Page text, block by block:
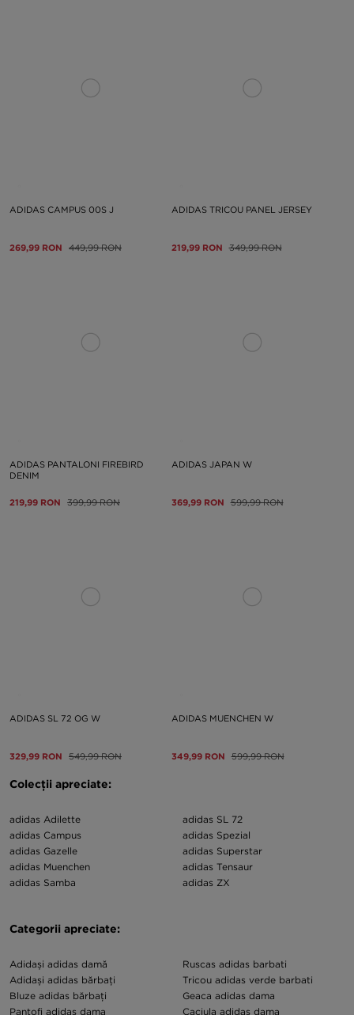
ADIDAS CAMPUS 00S J
269,99 RON 449,99 RON
ADIDAS TRICOU PANEL JERSEY
219,99 RON 349,99 RON
ADIDAS PANTALONI FIREBIRD
DENIM
219,99 RON 399,99 RON
ADIDAS JAPAN W
369,99 RON 599,99 RON
ADIDAS SL 72 OG W
329,99 RON 549,99 RON
ADIDAS MUENCHEN W
349,99 RON 599,99 RON
Colecții apreciate:
adidas Adilette
adidas Campus
adidas Gazelle
adidas Muenchen
adidas Samba
adidas SL 72
adidas Spezial
adidas Superstar
adidas Tensaur
adidas ZX
Categorii apreciate:
Adidași adidas damă
Adidași adidas bărbați
Bluze adidas bărbați
Pantofi adidas dama
Ruscas adidas barbati
Tricou adidas verde barbati
Geaca adidas dama
Caciula adidas dama